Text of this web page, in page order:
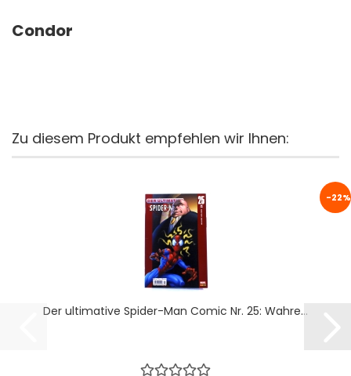
Condor
Zu diesem Produkt empfehlen wir Ihnen:
-22%
Der ultimative Spider-Man Comic Nr. 25: Wahre...